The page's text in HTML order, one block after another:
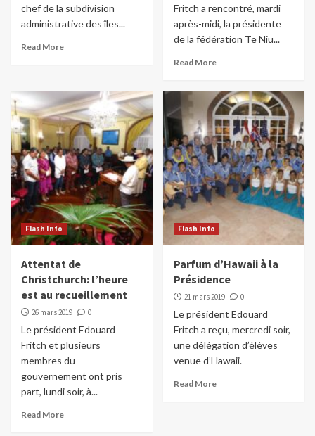
chef de la subdivision
administrative des îles...
Read More
Fritch a rencontré, mardi
après-midi, la présidente
de la fédération Te Niu...
Read More
Flash Info
Attentat de
Christchurch: l’heure
est au recueillement
26 mars 2019 0
Le président Edouard
Fritch et plusieurs
membres du
gouvernement ont pris
part, lundi soir, à...
Read More
Flash Info
Parfum d’Hawaii à la
Présidence
21 mars 2019 0
Le président Edouard
Fritch a reçu, mercredi soir,
une délégation d’élèves
venue d’Hawaii.
Read More